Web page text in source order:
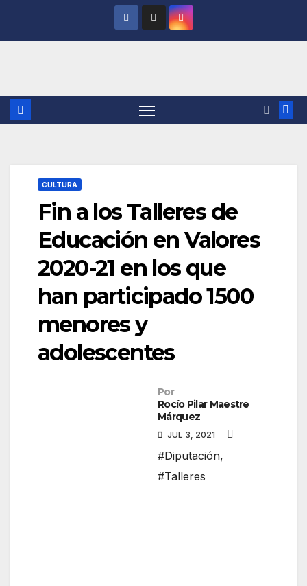
CULTURA
Fin a los Talleres de
Educación en Valores
2020-21 en los que
han participado 1500
menores y
adolescentes
Por
Rocío Pilar Maestre
Márquez
JUL 3, 2021
#Diputación,
#Talleres